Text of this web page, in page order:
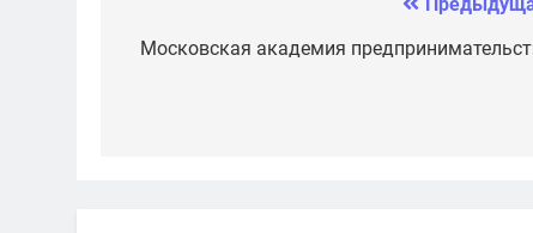
по
Московская академия